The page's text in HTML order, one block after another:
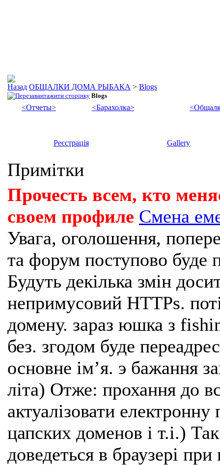
ОБЩАЛКИ ДОМА РЫБАКА > Blogs
Blogs
<Отчеты> <Барахолка>
Реєстрація Gallery
Примітки
Прочесть всем, кто
своем профиле Смена
Увага, оголошення,
та форум поступово буде
Будуть декілька змін
непримусовий HTTPs.
домену. зараз юшка з
без. згодом буде
основне імʼя. э бажання
літа) Отже: прохання до
актуалізовати
цапских доменов і т.і.)
доведеться в браузері